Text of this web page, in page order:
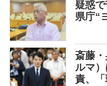
疑惑
県庁“
斎藤
ルマ
責、